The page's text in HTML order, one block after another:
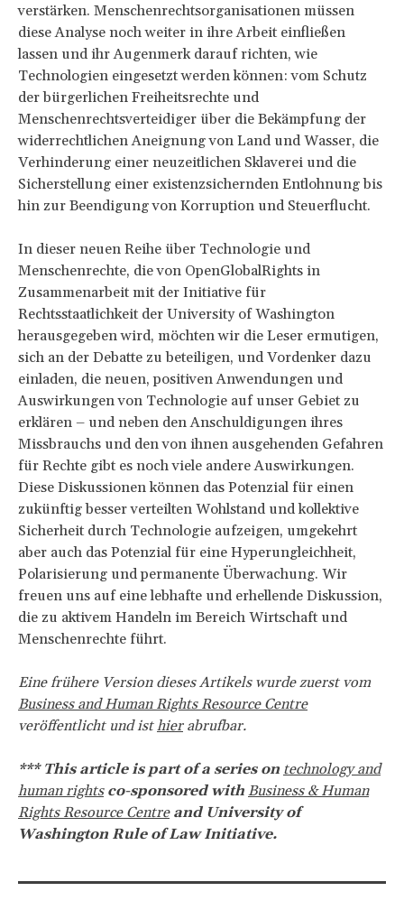
verstärken. Menschenrechtsorganisationen müssen
diese Analyse noch weiter in ihre Arbeit einfließen
lassen und ihr Augenmerk darauf richten, wie
Technologien eingesetzt werden können: vom Schutz
der bürgerlichen Freiheitsrechte und
Menschenrechtsverteidiger über die Bekämpfung der
widerrechtlichen Aneignung von Land und Wasser, die
Verhinderung einer neuzeitlichen Sklaverei und die
Sicherstellung einer existenzsichernden Entlohnung bis
hin zur Beendigung von Korruption und Steuerflucht.
In dieser neuen Reihe über Technologie und
Menschenrechte, die von OpenGlobalRights in
Zusammenarbeit mit der Initiative für
Rechtsstaatlichkeit der University of Washington
herausgegeben wird, möchten wir die Leser ermutigen,
sich an der Debatte zu beteiligen, und Vordenker dazu
einladen, die neuen, positiven Anwendungen und
Auswirkungen von Technologie auf unser Gebiet zu
erklären – und neben den Anschuldigungen ihres
Missbrauchs und den von ihnen ausgehenden Gefahren
für Rechte gibt es noch viele andere Auswirkungen.
Diese Diskussionen können das Potenzial für einen
zukünftig besser verteilten Wohlstand und kollektive
Sicherheit durch Technologie aufzeigen, umgekehrt
aber auch das Potenzial für eine Hyperungleichheit,
Polarisierung und permanente Überwachung. Wir
freuen uns auf eine lebhafte und erhellende Diskussion,
die zu aktivem Handeln im Bereich Wirtschaft und
Menschenrechte führt.
Eine frühere Version dieses Artikels wurde zuerst vom
Business and Human Rights Resource Centre
veröffentlicht und isthierabrufbar.
*** This article is part of a series on technology and
human rightsco-sponsored with Business & Human
Rights Resource Centreand University of
Washington Rule of Law Initiative.